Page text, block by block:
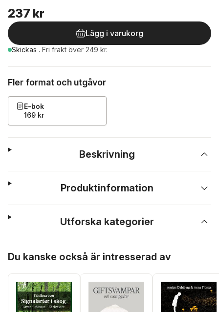
237 kr
Lägg i varukorg
Skickas . Fri frakt över 249 kr.
Fler format och utgåvor
E-bok
169 kr
Beskrivning
Produktinformation
Utforska kategorier
Du kanske också är intresserad av